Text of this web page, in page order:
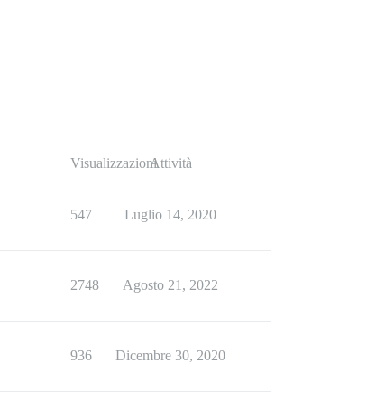
VisualizzazioniAttività
547 Luglio 14, 2020
2748 Agosto 21, 2022
936 Dicembre 30, 2020